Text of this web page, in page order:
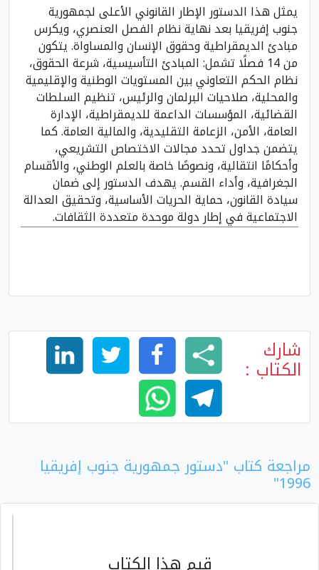
يمثل هذا الدستور الإطار القانوني الأعلى لجمهورية
جنوب إفريقيا بعد نهاية نظام الفصل العنصري، ويكرس
مبادئ الديمقراطية وحقوق الإنسان والمساواة. يتكون
من 14 فصلًا تشمل: المبادئ التأسيسية، شرعة الحقوق،
نظام الحكم التعاوني بين المستويات الوطنية والإقليمية
والمحلية، صلاحيات البرلمان والرئيس، تنظيم السلطات
القضائية، المؤسسات الداعمة للديمقراطية، الإدارة
العامة، الأمن، الزعامة التقليدية، والمالية العامة. كما
يتضمن جداول تحدد مجالات الاختصاص التشريعي،
وأحكامًا انتقالية، ونصوصًا خاصة بالعلم الوطني، والأقسام
الجغرافية، وأداء القسم. يهدف الدستور إلى ضمان
سيادة القانون، حماية الحريات الأساسية، وتحقيق العدالة
الاجتماعية في إطار دولة موحدة متعددة الثقافات.
شارك
الكتاب :
مراجعة كتاب "دستور جمهورية جنوب إفريقيا
1996"
قيم هذا الكتاب